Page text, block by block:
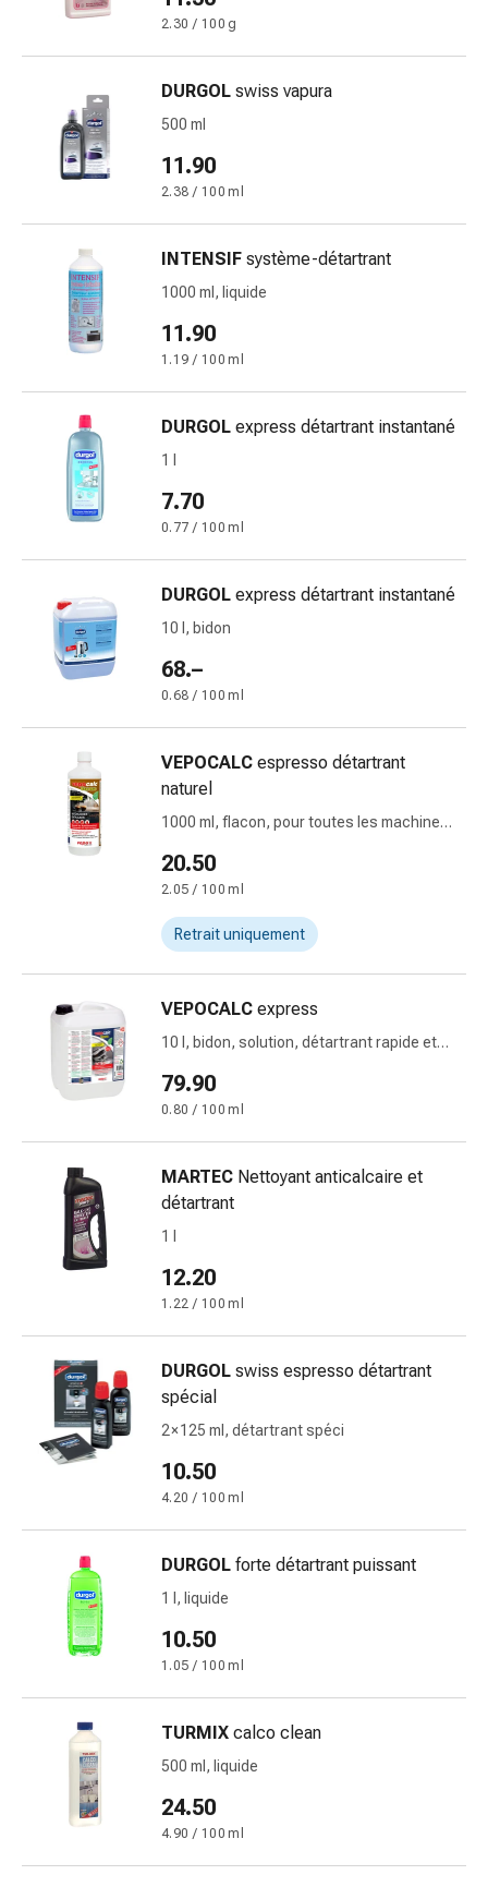
yeux
Pansements
yeux
Hygiène
Cœur
et
Circulation
Thérapie
cardiaque
Bas
circulatoires
Arrêt
Troubles
veineux
Troubles
cardiaque
Troubles
concentration
Allergies
rhume
des
foins
Antiallergiques
Gastro-
intestinal
Diarrhée
Brûlures
d'estomac
Nausées
vomissements
ballonnements
crampes
médicaux
de
la
peau
Eczéma
et
démangeaisons
Cors
verrues
Mycose
des
2.30 / 100 g
DURGOL swiss vapura
500 ml
11.90
2.38 / 100 ml
INTENSIF système-détartrant
1000 ml, liquide
11.90
1.19 / 100 ml
DURGOL express détartrant instantané
1 l
7.70
0.77 / 100 ml
DURGOL express détartrant instantané
10 l, bidon
68.–
0.68 / 100 ml
VEPOCALC espresso détartrant
naturel
1000 ml, flacon, pour toutes les machines
biodégradable
20.50
2.05 / 100 ml
Retrait uniquement
VEPOCALC express
10 l, bidon, solution, détartrant rapide et
79.90
0.80 / 100 ml
MARTEC Nettoyant anticalcaire et
détartrant
1 l
12.20
1.22 / 100 ml
DURGOL swiss espresso détartrant
spécial
2 × 125 ml, détartrant spéci
10.50
4.20 / 100 ml
DURGOL forte détartrant puissant
1 l, liquide
10.50
1.05 / 100 ml
TURMIX calco clean
500 ml, liquide
24.50
4.90 / 100 ml